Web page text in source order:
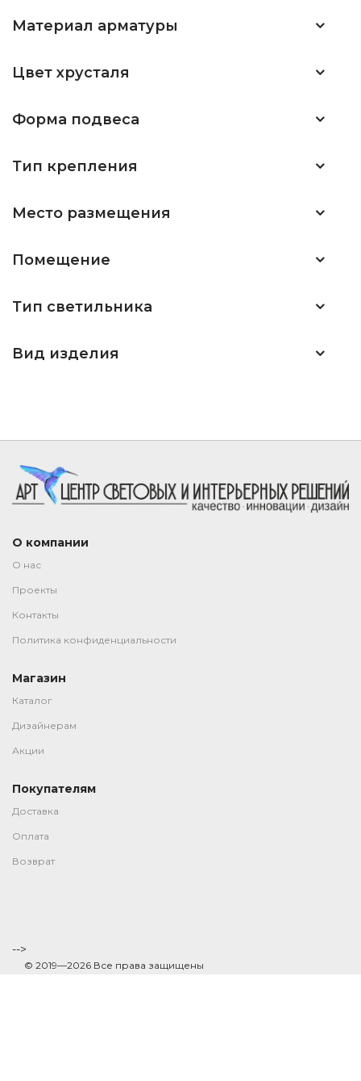
Материал арматуры
Цвет хрусталя
Форма подвеса
Тип крепления
Место размещения
Помещение
Тип светильника
Вид изделия
О компании
О нас
Проекты
Контакты
Политика конфиденциальности
Магазин
Каталог
Дизайнерам
Акции
Покупателям
Доставка
Оплата
Возврат
-->
© 2019—2026 Все права защищены